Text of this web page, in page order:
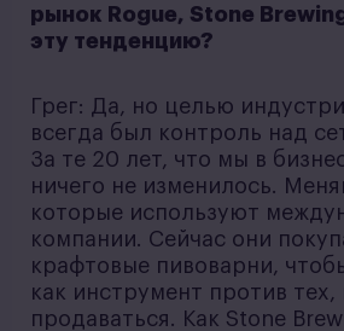
рынок Rogue, Stone
эту тенденцию?
Грег: Да, но целью
всегда был контроль над
За те 20 лет, что мы в
ничего не изменилось.
которые используют
компании. Сейчас они
крафтовые пивоварни,
как инструмент против тех,
продаваться. Как Stone